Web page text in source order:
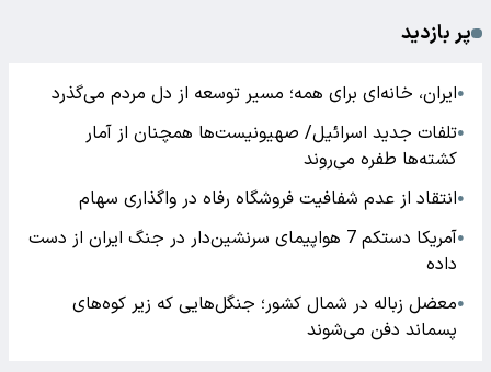
پر بازدید
●ایران، خانه‌ای برای همه؛ مسیر توسعه از دل مردم می‌گذرد
●تلفات جدید اسرائیل/ صهیونیست‌ها همچنان از آمار
کشته‌ها طفره می‌روند
●انتقاد از عدم شفافیت فروشگاه رفاه در واگذاری سهام
●
آمریکا دستکم 7 هواپیمای سرنشین‌دار در جنگ ایران از دست
داده
●معضل زباله در شمال کشور؛ جنگل‌هایی که زیر کوه‌های
پسماند دفن می‌شوند